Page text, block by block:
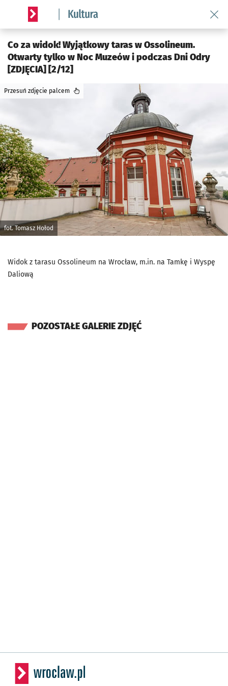
Serwis informacyjny wroclaw.pl podserwis: Kultura
Co za widok! Wyjątkowy taras w Ossolineum.
Otwarty tylko w Noc Muzeów i podczas Dni Odry
[ZDJĘCIA] [2/12]
fot. Tomasz Hołod
Przesuń zdjęcie palcem
Widok z tarasu Ossolineum na Wrocław, m.in. na Tamkę i Wyspę
Daliową
POZOSTAŁE GALERIE ZDJĘĆ